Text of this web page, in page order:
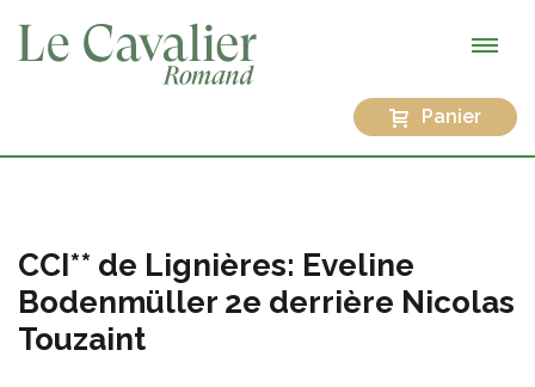
Panier
CCI** de Lignières: Eveline
Bodenmüller 2e derrière Nicolas
Touzaint